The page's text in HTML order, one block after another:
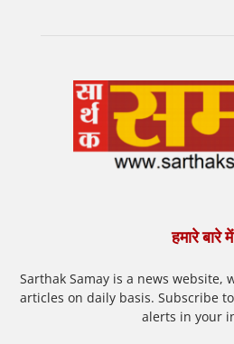
हमारे बारे में
Sarthak Samay is a news website,
articles on daily basis. Subscribe
alerts in your